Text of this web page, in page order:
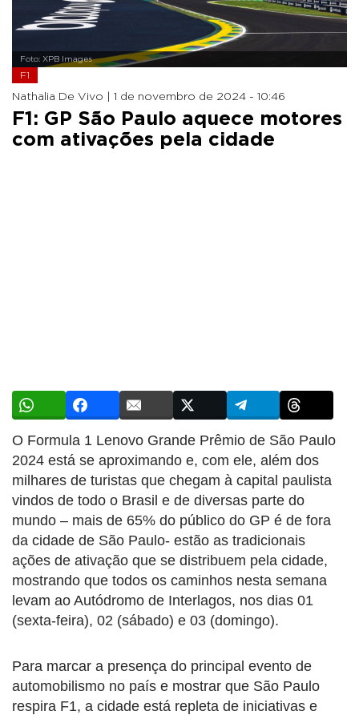
Foto: XPB Images
F1
Nathalia De Vivo | 1 de novembro de 2024 - 10:46
F1: GP São Paulo aquece motores
com ativações pela cidade
O Formula 1 Lenovo Grande Prêmio de São Paulo
2024 está se aproximando e, com ele, além dos
milhares de turistas que chegam à capital paulista
vindos de todo o Brasil e de diversas parte do
mundo – mais de 65% do público do GP é de fora
da cidade de São Paulo- estão as tradicionais
ações de ativação que se distribuem pela cidade,
mostrando que todos os caminhos nesta semana
levam ao Autódromo de Interlagos, nos dias 01
(sexta-feira), 02 (sábado) e 03 (domingo).
Para marcar a presença do principal evento de
automobilismo no país e mostrar que São Paulo
respira F1, a cidade está repleta de iniciativas e